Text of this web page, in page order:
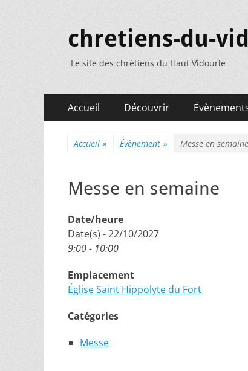
chretiens-du-
Le site des chrétiens du Haut Vidourle
Menu
principal
Accueil Découvrir
Accueil » Évènement » Messe en semaine
Messe en semaine
Date/heure
Date(s) - 22/10/2027
9:00 - 10:00
Emplacement
Église Saint Hippolyte du Fort
Catégories
Messe